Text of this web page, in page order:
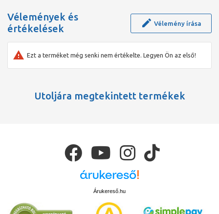
Vélemények és
értékelések
Vélemény írása
Ezt a terméket még senki nem értékelte. Legyen Ön az első!
Utoljára megtekintett termékek
Árukereső.hu